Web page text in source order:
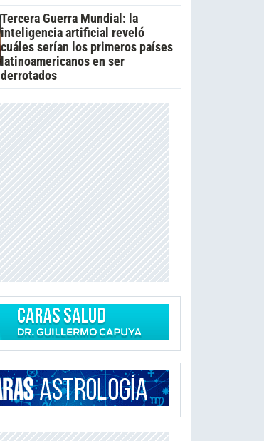
Tercera Guerra Mundial: la
inteligencia artificial reveló
cuáles serían los primeros países
latinoamericanos en ser
derrotados